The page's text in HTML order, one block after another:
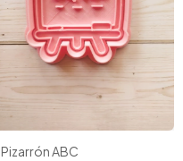
Pizarrón ABC